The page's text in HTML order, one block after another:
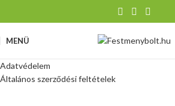
MENÜ
Adatvédelem
Általános szerződési feltételek